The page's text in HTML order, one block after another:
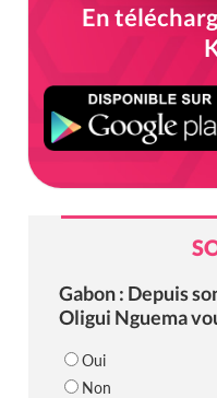
En
Gabon : Depuis
Oligui Nguema
Oui
Non